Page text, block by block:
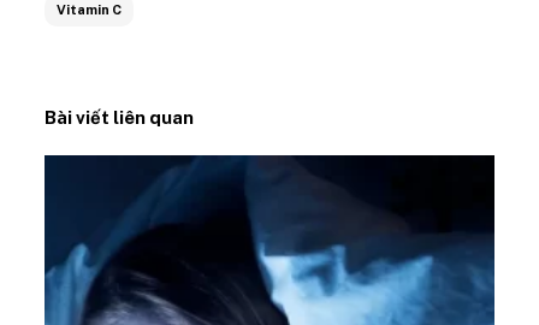
Vitamin C
Bài viết liên quan